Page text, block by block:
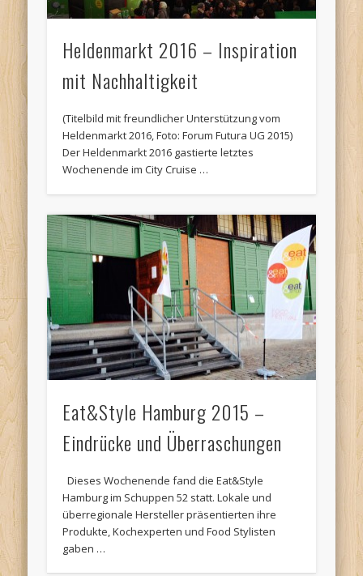
Heldenmarkt 2016 – Inspiration
mit Nachhaltigkeit
(Titelbild mit freundlicher Unterstützung vom
Heldenmarkt 2016, Foto: Forum Futura UG 2015)
Der Heldenmarkt 2016 gastierte letztes
Wochenende im City Cruise …
Eat&Style Hamburg 2015 –
Eindrücke und Überraschungen
Dieses Wochenende fand die Eat&Style
Hamburg im Schuppen 52 statt. Lokale und
überregionale Hersteller präsentierten ihre
Produkte, Kochexperten und Food Stylisten
gaben …